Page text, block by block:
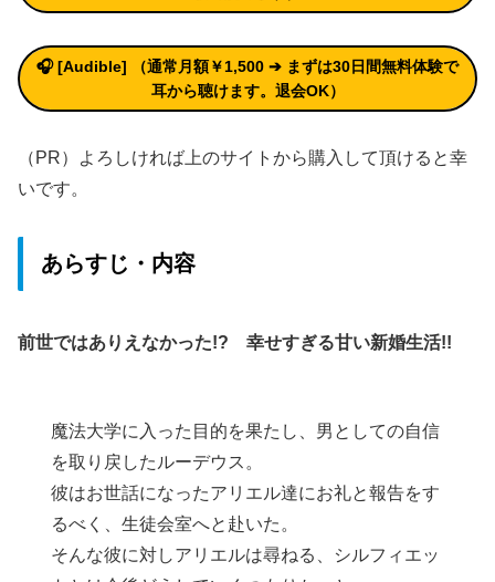
🎧 [Audible] （通常月額￥1,500 ➔ まずは30日間無料体験で
耳から聴けます。退会OK）
（PR）よろしければ上のサイトから購入して頂けると幸
いです。
あらすじ・内容
前世ではありえなかった!? 幸せすぎる甘い新婚生活!!
魔法大学に入った目的を果たし、男としての自信
を取り戻したルーデウス。
彼はお世話になったアリエル達にお礼と報告をす
るべく、生徒会室へと赴いた。
そんな彼に対しアリエルは尋ねる、シルフィエッ